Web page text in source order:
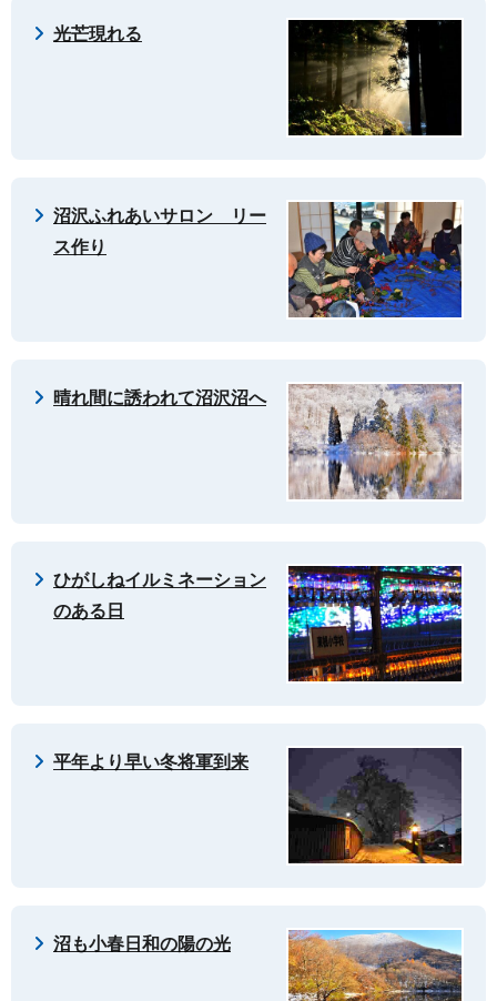
光芒現れる
沼沢ふれあいサロン リー
ス作り
晴れ間に誘われて沼沢沼へ
ひがしねイルミネーション
のある日
平年より早い冬将軍到来
沼も小春日和の陽の光